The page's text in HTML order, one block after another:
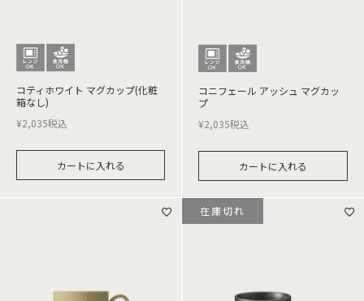
コティホワイト マグカップ(化粧
箱なし)
¥2,035税込
カートに入れる
コニフェール アッシュ マグカッ
プ
¥2,035税込
カートに入れる
在庫切れ